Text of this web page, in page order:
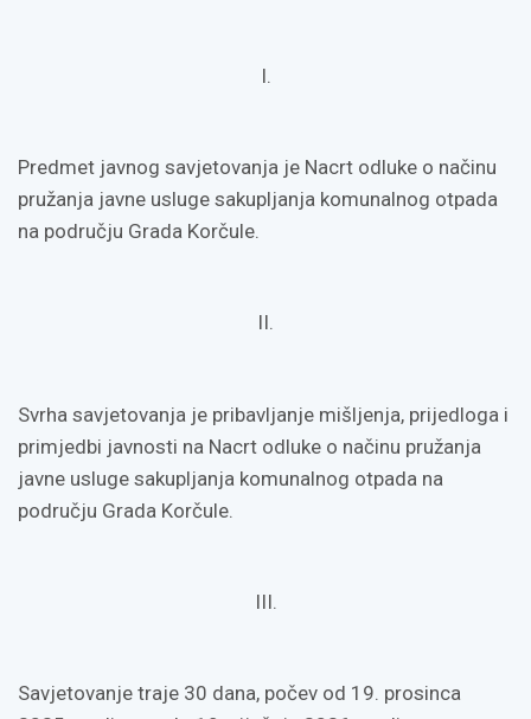
I.
Predmet javnog savjetovanja je Nacrt odluke o načinu
pružanja javne usluge sakupljanja komunalnog otpada
na području Grada Korčule.
II.
Svrha savjetovanja je pribavljanje mišljenja, prijedloga i
primjedbi javnosti na Nacrt odluke o načinu pružanja
javne usluge sakupljanja komunalnog otpada na
području Grada Korčule.
III.
Savjetovanje traje 30 dana, počev od 19. prosinca